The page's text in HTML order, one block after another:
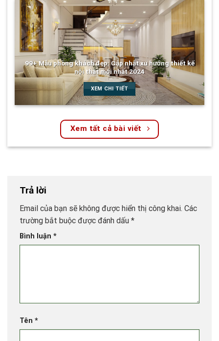
99+ Mẫu phòng khách đẹp: Cập nhật xu hướng thiết kế
nội thất mới nhất 2024
XEM CHI TIẾT
Xem tất cả bài viết
Trả lời
Email của bạn sẽ không được hiển thị công khai. Các
trường bắt buộc được đánh dấu *
Bình luận *
Tên *